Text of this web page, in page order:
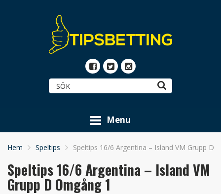
Menu
Hem Speltips Speltips 16/6 Argentina – Island VM Grupp D
Speltips 16/6 Argentina – Island VM
Grupp D Omgång 1